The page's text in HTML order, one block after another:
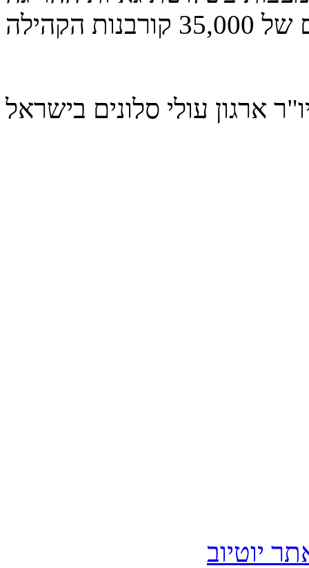
יוטיוב